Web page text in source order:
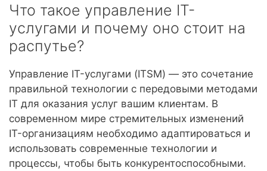
Что такое управление IT-
услугами и почему оно стоит на
распутье?
Управление IT-услугами (ITSM) — это сочетание
правильной технологии с передовыми методами
IT для оказания услуг вашим клиентам. В
современном мире стремительных изменений
IT-организациям необходимо адаптироваться и
использовать современные технологии и
процессы, чтобы быть конкурентоспособными.